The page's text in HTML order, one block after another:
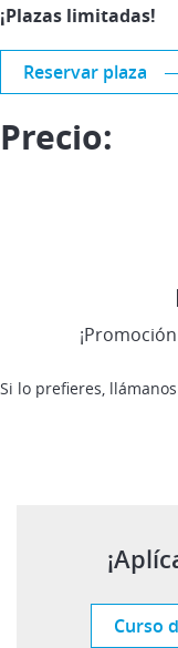
¡Plazas limitadas!
Reservar plaza
Precio:
Si lo prefieres,
Curso